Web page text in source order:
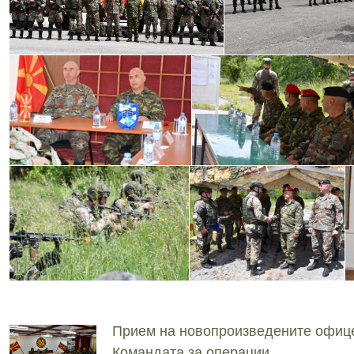
Прием на новопроизведените